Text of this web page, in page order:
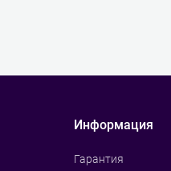
Информация
Гарантия